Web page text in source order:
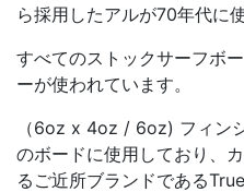
ら採用したアルが70年代に
すべてのストックサーフボ
ーが使われています。
（6oz x 4oz / 6oz) フィン
のボードに使用しており、
るご近所ブランドである